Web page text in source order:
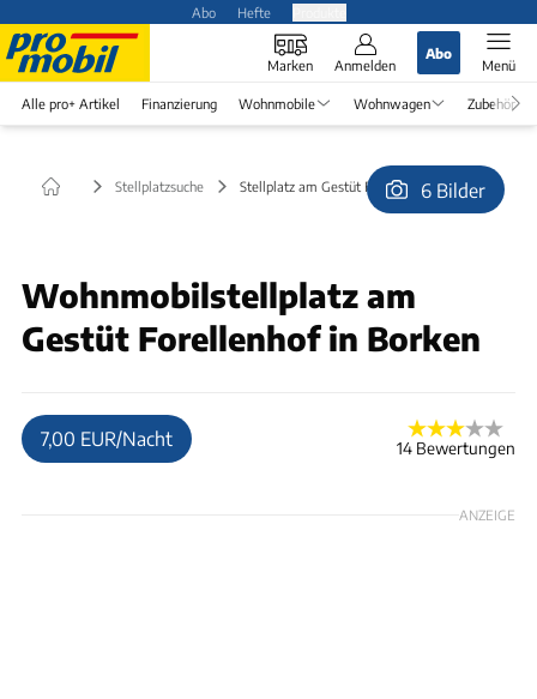
Abo Hefte
Marken Anmelden
Abo
Menü
Alle pro+ Artikel Finanzierung Wohnmobile Wohnwagen Zubehör
Stellplatzsuche Stellplatz am Gestüt Forellenhof in Borken
6 Bilder
Wohnmobilstellplatz am
Gestüt Forellenhof in Borken
7,00 EUR/Nacht 14 Bewertungen
ANZEIGE